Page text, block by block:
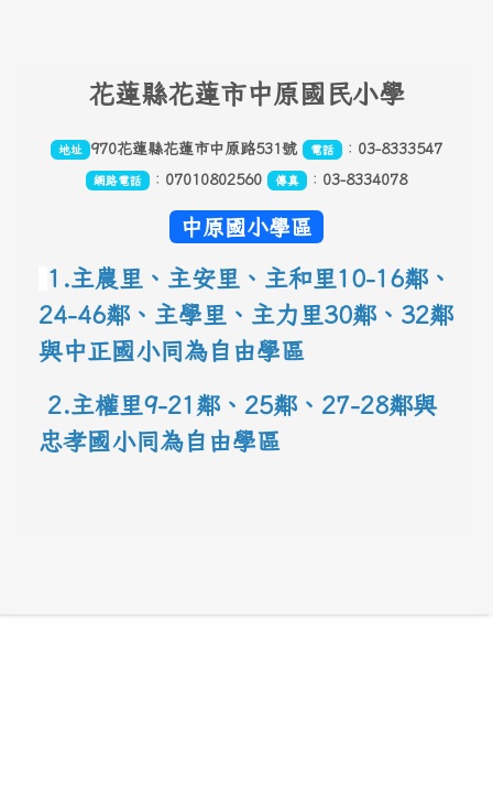
花蓮縣花蓮市中原國民小學
地址 970花蓮縣花蓮市中原路531號 電話 ： 03-8333547
網路電話 ： 07010802560 傳真 ： 03-8334078
中原國小學區
1.主農里、主安里、主和里10-16鄰 、
24-46鄰、主學里、主力里30鄰 、 32鄰
與中正國小同為自由學區
2.主權里9-21鄰、25鄰 、 27-28鄰與
忠孝國小同為自由學區